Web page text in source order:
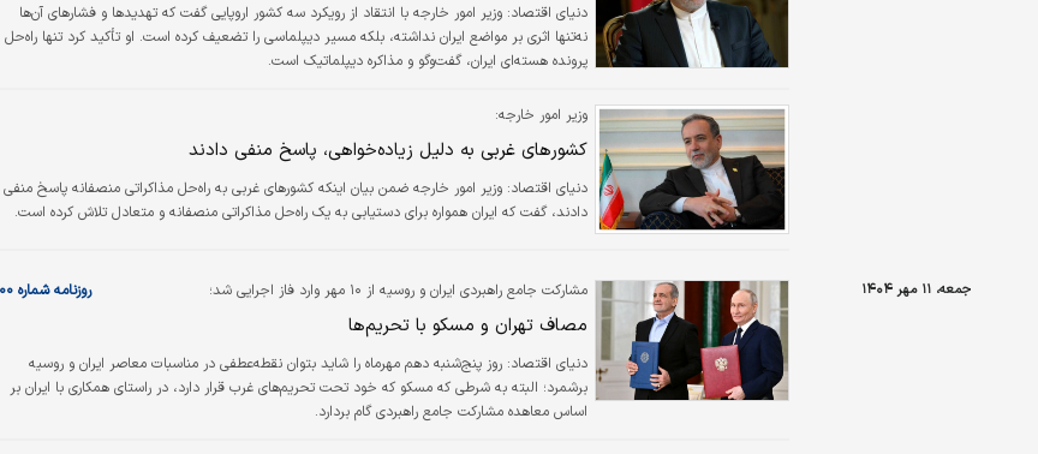
دنیای اقتصاد: وزیر امور خارجه با انتقاد از رویکرد سه کشور اروپایی گفت که تهدیدها و فشارهای آن‌ها
نه‌تنها اثری بر مواضع ایران نداشته، بلکه مسیر دیپلماسی را تضعیف کرده است. او تأکید کرد تنها راه‌حل
پرونده هسته‌ای ایران، گفت‌وگو و مذاکره دیپلماتیک است.
وزیر امور خارجه:
کشورهای غربی به دلیل زیاده‌خواهی، پاسخ منفی دادند
دنیای اقتصاد: وزیر امور خارجه ضمن بیان اینکه کشورهای غربی به راه‌حل مذاکراتی منصفانه پاسخ منفی
دادند، گفت که ایران همواره برای دستیابی به یک راه‌حل مذاکراتی منصفانه و متعادل تلاش کرده است.
جمعه، ۱۱ مهر ۱۴۰۴ مشارکت جامع راهبردی ایران و روسیه از ۱۰ مهر وارد فاز اجرایی شد؛ روزنامه شماره ۶۴۰۰
مصاف تهران و مسکو با تحریم‌ها
دنیای اقتصاد: روز پنج‌شنبه دهم مهرماه را شاید بتوان نقطه‌عطفی در مناسبات معاصر ایران و روسیه
برشمرد؛ البته به شرطی که مسکو که خود تحت تحریم‌های غرب قرار دارد، در راستای همکاری با ایران بر
اساس معاهده مشارکت جامع راهبردی گام بردارد.